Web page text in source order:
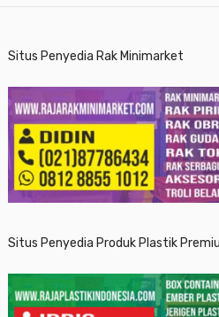
Situs Penyedia Rak Minimarket
Situs Penyedia Produk Plastik